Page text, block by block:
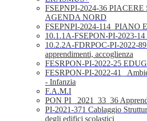
FSEPNPI-2024-36
AGENDA NORD
FSEPNPI-2024-114_PIANO
10.1.1A-FSEPON-PI-2023-
10.2.2A-FDRPOC-PI-2022-
apprendimenti, accoglienza
FESRPON-PI-2022-25
FESRPON-PI-2022-41_
- Infanzia
F.A.M.I
PON PI_ 2021_33_36
PI-2021-371 Cablaggio
degli edifici scolastici